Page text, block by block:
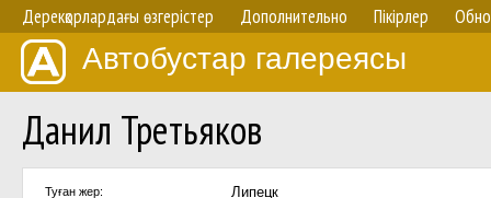
Дерекқорлардағы өзгерістер Дополнительно Пікірлер
Автобустар галереясы
Данил Третьяков
Туған жер: Липецк